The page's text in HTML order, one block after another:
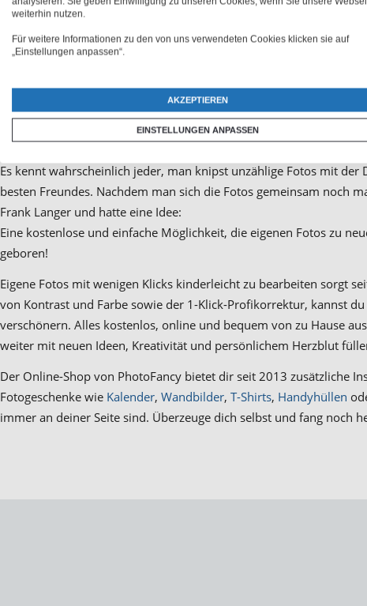
Die Idee
Es kennt wahrscheinlich jeder, man knipst unzählige Fotos mit
besten Freundes. Nachdem man sich die Fotos gemeinsam noch
Frank Langer und hatte eine Idee:
Eine kostenlose und einfache Möglichkeit, die eigenen Fotos zu
geboren!
Eigene Fotos mit wenigen Klicks kinderleicht zu bearbeiten sorgt
von Kontrast und Farbe sowie der 1-Klick-Profikorrektur, kannst
verschönern. Alles kostenlos, online und bequem von zu Hause
weiter mit neuen Ideen, Kreativität und persönlichem Herzblut
Der Online-Shop von PhotoFancy bietet dir seit 2013 zusätzliche
Fotogeschenke wie Kalender, Wandbilder, T-Shirts, Handyhüllen
immer an deiner Seite sind. Überzeuge dich selbst und fang noch
weiterhin nutzen.
Für weitere Informationen zu den von uns verwendeten Cookies klicken sie auf
„Einstellungen anpassen“.
AKZEPTIEREN
EINSTELLUNGEN ANPASSEN